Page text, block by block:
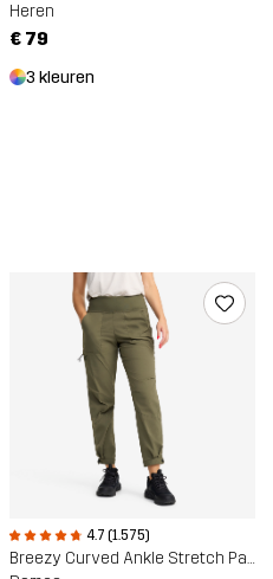
Heren
€ 79
3 kleuren
4.7 (1.575)
Breezy Curved Ankle Stretch Pants